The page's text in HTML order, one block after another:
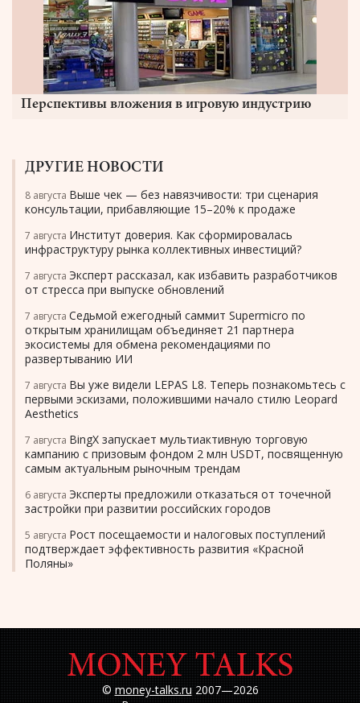
Перспективы вложения в игровую индустрию
ДРУГИЕ НОВОСТИ
8 августа Выше чек — без навязчивости: три сценария
консультации, прибавляющие 15–20% к продаже
7 августа Институт доверия. Как сформировалась
инфраструктуру рынка коллективных инвестиций?
7 августа Эксперт рассказал, как избавить разработчиков
от стресса при выпуске обновлений
7 августа Седьмой ежегодный саммит Supermicro по
открытым хранилищам объединяет 21 партнера
экосистемы для обмена рекомендациями по
развертыванию ИИ
7 августа Вы уже видели LEPAS L8. Теперь познакомьтесь с
первыми эскизами, положившими начало стилю Leopard
Aesthetics
7 августа BingX запускает мультиактивную торговую
кампанию с призовым фондом 2 млн USDT, посвященную
самым актуальным рыночным трендам
6 августа Эксперты предложили отказаться от точечной
застройки при развитии российских городов
5 августа Рост посещаемости и налоговых поступлений
подтверждает эффективность развития «Красной
Поляны»
©money-talks.ru2007—2026